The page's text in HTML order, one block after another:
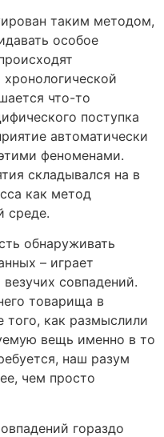
таким методом,
особое
что-то
поступка
автоматически
феноменами.
складывался на в
как метод
среде.
обнаруживать
– играет
совпадений.
товарища в
того, как размыслили
вещь именно в то
наш разум
чем просто
гораздо